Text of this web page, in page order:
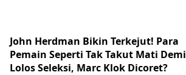
John Herdman Bikin Terkejut! Para
Pemain Seperti Tak Takut Mati Demi
Lolos Seleksi, Marc Klok Dicoret?